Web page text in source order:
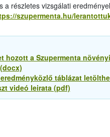
a részletes vizsgálati
szupermenta.hu/
hozott a Szupermenta
táblázat
videó leirata (pdf)